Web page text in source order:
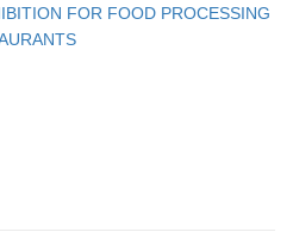
FOR FOOD PROCESSING